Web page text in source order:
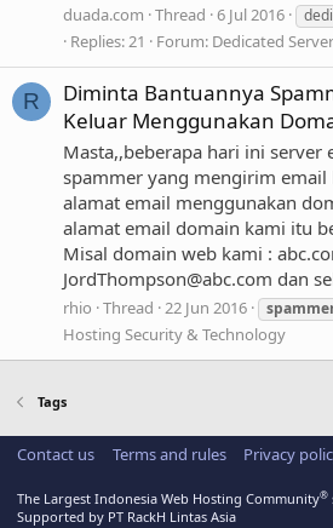
duada.com Thread 6 Jul 2016
Replies: 21 Forum: Dedicated Server
R
Diminta Bantuannya
Keluar Menggunakan
Masta,,beberapa hari ini server
spammer yang mengirim email
alamat email menggunakan
alamat email domain kami itu
Misal domain web kami :
JordThompson@abc.com dan
rhio Thread 22 Jun 2016
Hosting Security & Technology
Tags
Contact us Terms and rules Privacy
The Largest Indonesia Web Hosting Community®
Supported by PT RackH Lintas Asia